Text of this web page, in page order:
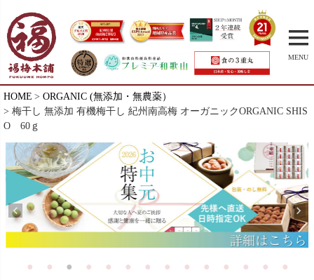
MENU
HOME
ORGANIC (無添加・無農薬）
梅干し 無添加 有機梅干し 紀州南高梅 オーガニックORGANIC SHIS
O 60ｇ